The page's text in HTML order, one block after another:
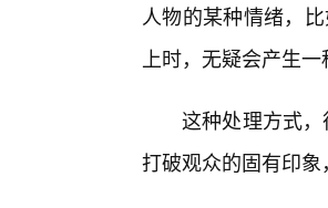
人物的某种情绪，
上时，无疑会产生
这种处理方式
打破观众的固有印